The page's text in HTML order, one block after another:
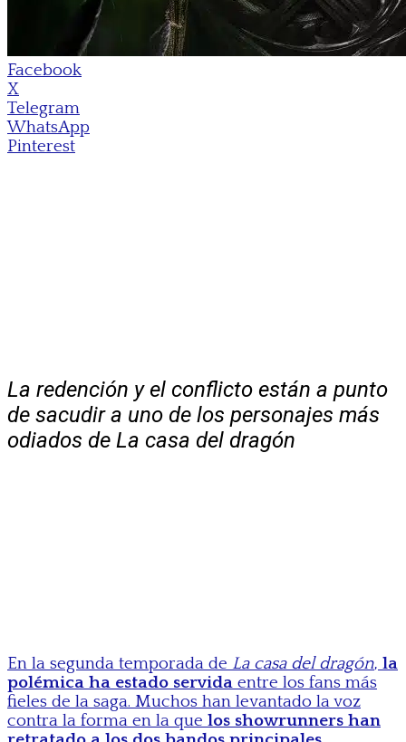
Facebook
X
Telegram
WhatsApp
Pinterest
La redención y el conflicto están a punto
de sacudir a uno de los personajes más
odiados de La casa del dragón
En la segunda temporada de La casa del dragón, la
polémica ha estado servida entre los fans más
fieles de la saga. Muchos han levantado la voz
contra la forma en la que los showrunners han